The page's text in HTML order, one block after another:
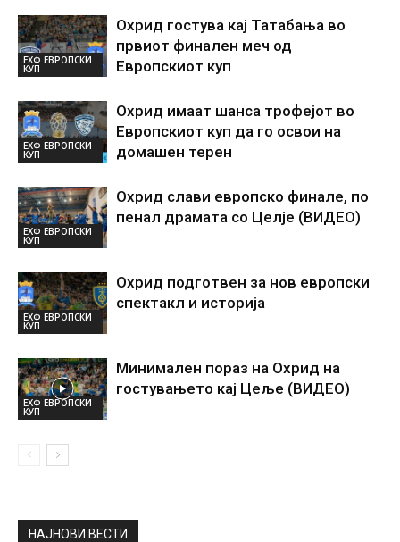
ЕХФ ЕВРОПСКИ
КУП
Охрид гостува кај Татабања во
првиот финален меч од
Европскиот куп
ЕХФ ЕВРОПСКИ
КУП
Охрид имаат шанса трофејот во
Европскиот куп да го освои на
домашен терен
ЕХФ ЕВРОПСКИ
КУП
Охрид слави европско финале, по
пенал драмата со Целје (ВИДЕО)
ЕХФ ЕВРОПСКИ
КУП
Охрид подготвен за нов европски
спектакл и историја
ЕХФ ЕВРОПСКИ
КУП
Минимален пораз на Охрид на
гостувањето кај Цеље (ВИДЕО)
НАЈНОВИ ВЕСТИ